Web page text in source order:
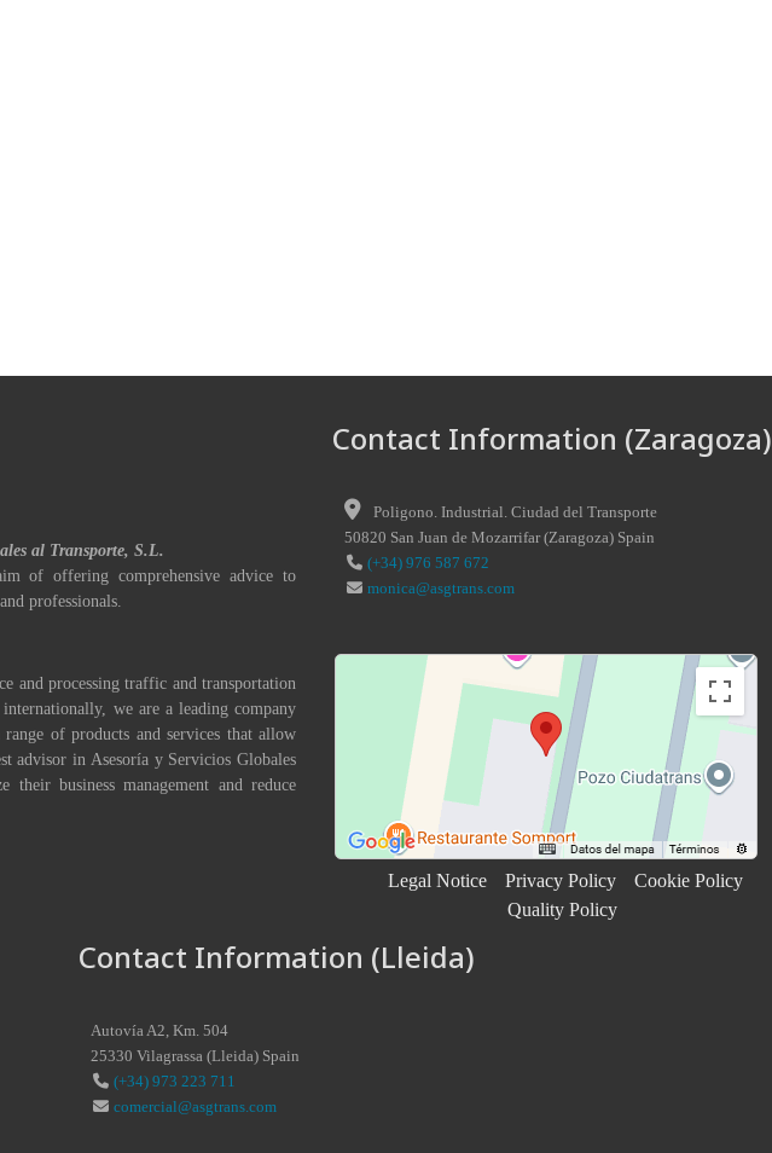
al Transporte, S.L.
of offering comprehensive advice to
professionals.
and processing traffic and transportation
we are a leading company
of products and services that allow
advisor in Asesoría y Servicios Globales
their business management and reduce
Contact Information (Zaragoza)
Poligono. Industrial. Ciudad del Transporte
50820 San Juan de Mozarrifar(Zaragoza) Spain
(+34) 976 587 672
monica@asgtrans.com
Legal Notice Privacy Policy
Cookie Policy
Quality Policy
Contact Information (Lleida)
Autovía A2, Km. 504
25330 Vilagrassa (Lleida) Spain
(+34) 973 223 711
comercial@asgtrans.com